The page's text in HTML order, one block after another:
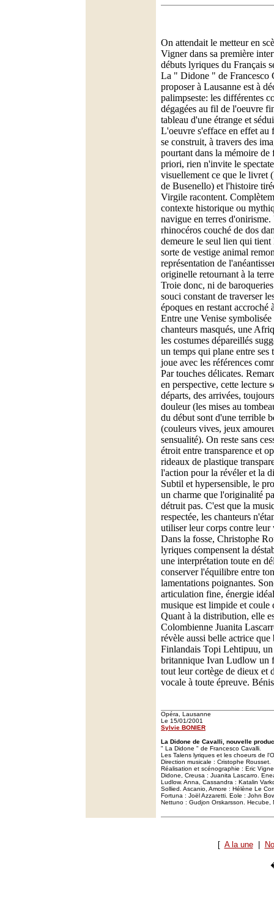
On attendait le metteur en
Vigner dans sa première
débuts lyriques du Français
La " Didone " de Francesco
proposer à Lausanne est à
palimpseste: les différentes
dégagées au fil de l'oeuvre
tableau d'une étrange et
L'oeuvre s'efface en effet au
se construit, à travers des
pourtant dans la mémoire
priori, rien n'invite le
visuellement ce que le livret
de Busenello) et l'histoire
Virgile racontent.
contexte historique ou
navigue en terres
rhinocéros couché de dos
demeure le seul lien qui tient
sorte de vestige animal
représentation de
originelle retournant à la
Troie donc, ni de
souci constant de traverser
époques en restant accroché
Entre une Venise
chanteurs masqués, une
les costumes dépareillés
un temps qui plane entre
joue avec les références
Par touches délicates.
en perspective, cette lecture
départs, des arrivées,
douleur (les mises au
du début sont d'une terrible
(couleurs vives, jeux
sensualité). On reste sans
étroit entre transparence et
rideaux de plastique
l'action pour la révéler et la
Subtil et hypersensible, le
un charme que l'originalité
détruit pas. C'est que la
respectée, les chanteurs
utiliser leur corps contre leur
Dans la fosse, Christophe
lyriques compensent la
une interprétation toute en
conserver l'équilibre entre
lamentations poignantes.
articulation fine, énergie
musique est limpide et coule
Quant à la distribution, elle
Colombienne Juanita
révèle aussi belle actrice
Finlandais Topi Lehtipuu,
britannique Ivan Ludlow un
tout leur cortège de dieux et
vocale à toute épreuve.
Opéra, Lausanne
Le 15/01/2001
Sylvie BONIER
La Didone de Cavalli, nouvelle
" La Didone " de Francesco Cavalli.
Les Talens lyriques et les choeurs de
Direction musicale : Cristophe Rousset.
Réalisation et scénographie : Eric
Didone, Creusa : Juanita Lascarro.
Ludlow. Anna, Cassandra : Katalin
Sollied. Ascanio, Amore : Hélène Le
Fortuna : Joël Azzaretti. Eole : John
Nettuno : Gudjon Orskarsson. Hecube,
[ A la une|